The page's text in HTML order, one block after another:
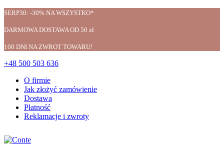
SERP30: -30% NA WSZYSTKO*
DARMOWA DOSTAWA OD 50 zł
100 DNI NA ZWROT TOWARU!
+48 500 503 636
O firmie
Jak złożyć zamówienie
Dostawa
Płatność
Reklamacje i zwroty